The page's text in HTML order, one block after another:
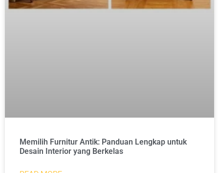
Memilih Furnitur Antik: Panduan Lengkap untuk
Desain Interior yang Berkelas